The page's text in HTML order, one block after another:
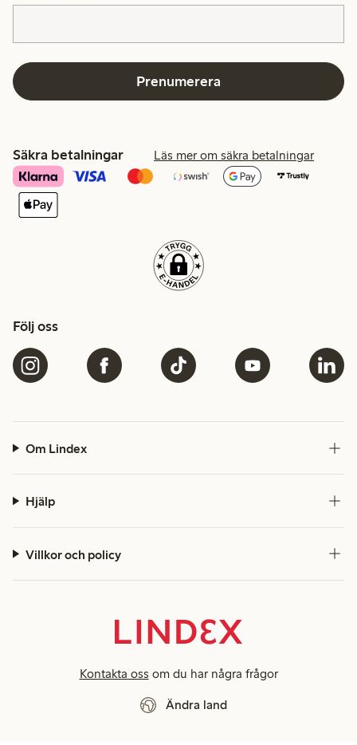
Prenumerera
Säkra betalningar Läs mer om säkra betalningar
Följ oss
Om Lindex
Hjälp
Villkor och policy
Kontakta oss om du har några frågor
Ändra land